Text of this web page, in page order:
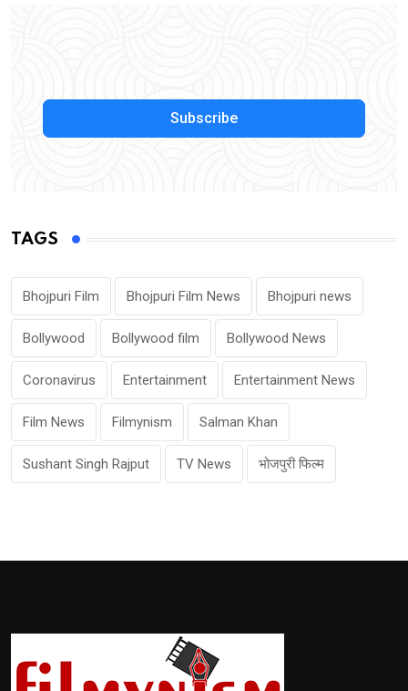
Subscribe
TAGS
Bhojpuri Film Bhojpuri Film News Bhojpuri news
Bollywood Bollywood film Bollywood News
Coronavirus Entertainment Entertainment News
Film News Filmynism Salman Khan
Sushant Singh Rajput TV News भोजपुरी फिल्म